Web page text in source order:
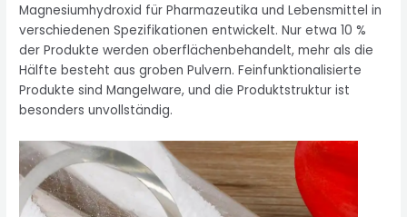
Magnesiumhydroxid für Pharmazeutika und Lebensmittel in
verschiedenen Spezifikationen entwickelt. Nur etwa 10 %
der Produkte werden oberflächenbehandelt, mehr als die
Hälfte besteht aus groben Pulvern. Feinfunktionalisierte
Produkte sind Mangelware, und die Produktstruktur ist
besonders unvollständig.